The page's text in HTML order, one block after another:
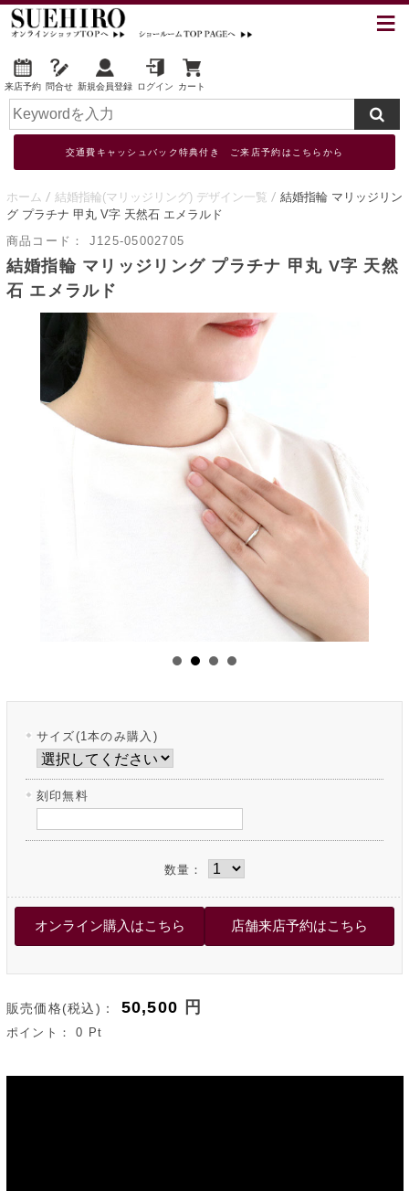
来店予約 問合せ 新規会員登録 ログイン カート
交通費キャッシュバック特典付き ご来店予約はこちらから
ホーム 結婚指輪(マリッジリング) デザイン一覧
結婚指輪 マリッジリン
グ プラチナ 甲丸 V字 天然石 エメラルド
商品コード：
J125-05002705
結婚指輪 マリッジリング プラチナ 甲丸 V字 天然
石 エメラルド
サイズ(1本のみ購入)
刻印無料
数量：
販売価格(税込)： 50,500 円
ポイント：0 Pt